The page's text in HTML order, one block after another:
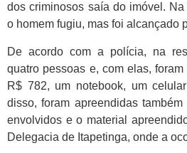
dos criminosos saía do imóvel.
o homem fugiu, mas foi alcançado
De acordo com a polícia, na
quatro pessoas e, com elas,
R$ 782, um notebook, um
disso, foram apreendidas
envolvidos e o material
Delegacia de Itapetinga, onde a